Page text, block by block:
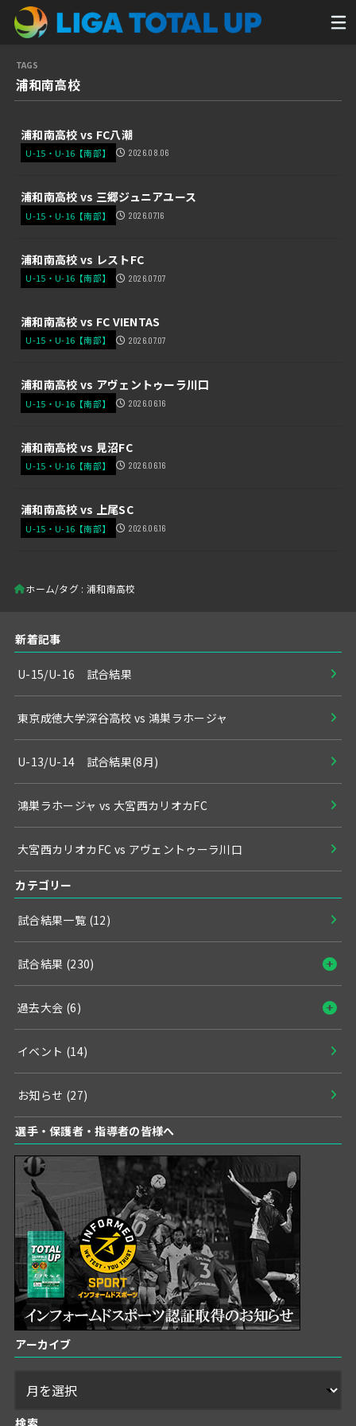
浦和南高校
浦和南高校 vs FC八潮
U-15・U-16【南部】 2026.08.06
浦和南高校 vs 三郷ジュニアユース
U-15・U-16【南部】 2026.07.16
浦和南高校 vs レストFC
U-15・U-16【南部】 2026.07.07
浦和南高校 vs FC VIENTAS
U-15・U-16【南部】 2026.07.07
浦和南高校 vs アヴェントゥーラ川口
U-15・U-16【南部】 2026.06.16
浦和南高校 vs 見沼FC
U-15・U-16【南部】 2026.06.16
浦和南高校 vs 上尾SC
U-15・U-16【南部】 2026.06.16
ホーム タグ : 浦和南高校
新着記事
U-15/U-16 試合結果
東京成徳大学深谷高校 vs 鴻巣ラホージャ
U-13/U-14 試合結果(8月)
鴻巣ラホージャ vs 大宮西カリオカFC
大宮西カリオカFC vs アヴェントゥーラ川口
カテゴリー
試合結果一覧 (12)
試合結果 (230)
過去大会 (6)
イベント (14)
お知らせ (27)
選手・保護者・指導者の皆様へ
アーカイブ